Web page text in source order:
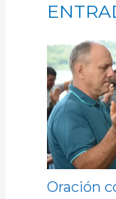
Oración